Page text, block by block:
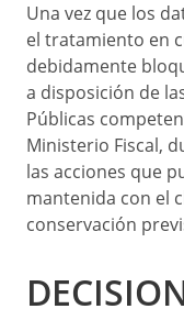
Una vez que los
el tratamiento en
debidamente
a disposición de
Públicas
Ministerio Fiscal,
las acciones que
mantenida con el
conservación